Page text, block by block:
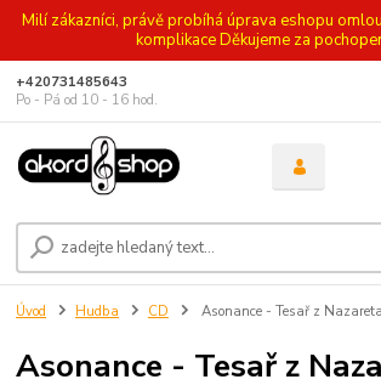
Milí zákazníci, právě probíhá úprava eshopu
komplikace Děkujeme za
+420731485643
Po - Pá od 10 - 16 hod.
Úvod Hudba CD Asonance - Tesař z
Asonance - Tesař z